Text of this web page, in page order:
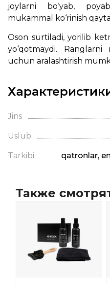
joylarni bo‘yab,
mukammal ko‘rinish
Oson surtiladi, yorilib
yo‘qotmaydi. Ranglarni
uchun aralashtirish
Jins
Uslub
Tarkibi qatronlar,
Также